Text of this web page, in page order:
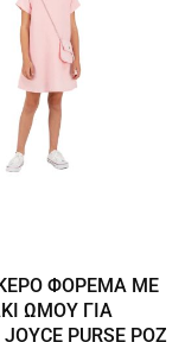
ΦΟΡΕΜΑ ΜΕ
ΩΜΟΥ ΓΙΑ
PURSE ΡΟΖ